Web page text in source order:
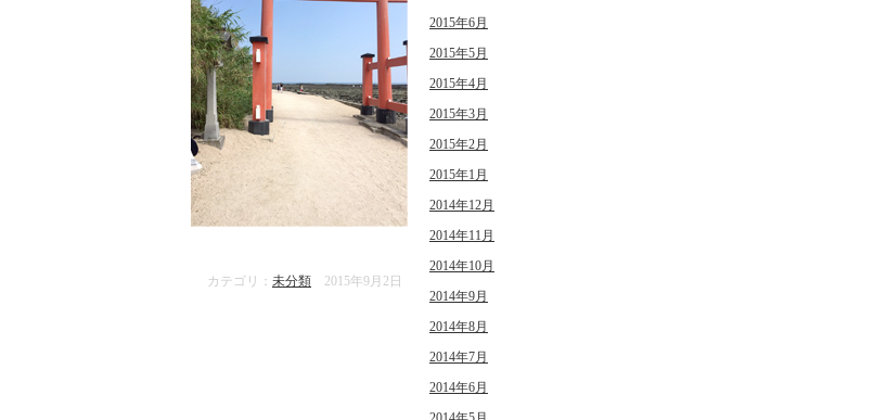
カテゴリ： 未分類 2015年9月2日
2015年6月
2015年5月
2015年4月
2015年3月
2015年2月
2015年1月
2014年12月
2014年11月
2014年10月
2014年9月
2014年8月
2014年7月
2014年6月